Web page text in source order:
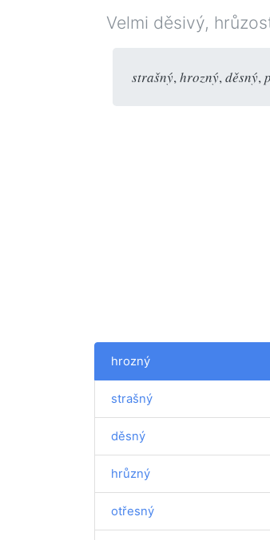
Velmi děsivý,
strašný, hrozný, děsný,
hrozný
strašný
děsný
hrůzný
otřesný